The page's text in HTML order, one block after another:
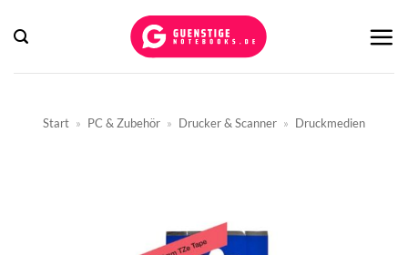
Inhalt
Start » PC & Zubehör » Drucker & Scanner » Druckmedien